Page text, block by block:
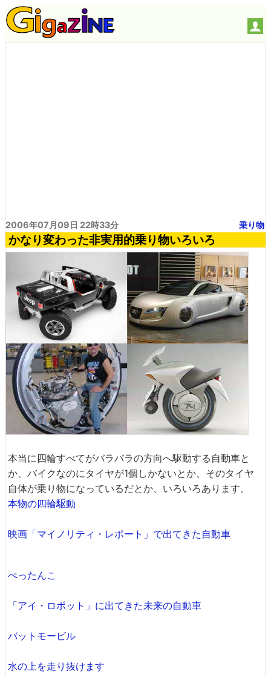
2006年07月09日 22時33分 乗り物
かなり変わった非実用的乗り物いろいろ
本当に四輪すべてがバラバラの方向へ駆動する自動車と
か、バイクなのにタイヤが1個しかないとか、そのタイヤ
自体が乗り物になっているだとか、いろいろあります。
本物の四輪駆動
映画「マイノリティ・レポート」で出てきた自動車
ぺったんこ
「アイ・ロボット」に出てきた未来の自動車
バットモービル
水の上を走り抜けます